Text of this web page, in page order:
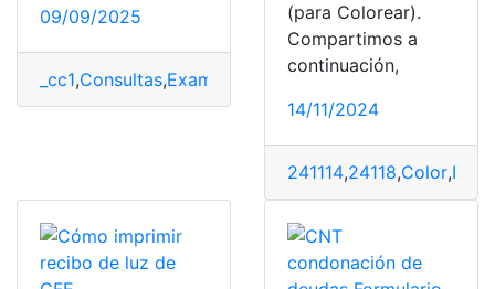
09/09/2025
_cc1,Consultas,Examen imprimir resultados
(para Colorear).
Compartimos a
continuación,
14/11/2024
241114,24118,Color,